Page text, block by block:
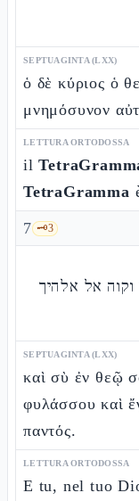
SEPTUAGINTA (LXX)
ὁ δὲ κύριος ὁ
μνημόσυνον
LETTURA ORTODOSSA
il
TetraGramma
7 🗝️3
אל אלהיך
SEPTUAGINTA (LXX)
καὶ σὺ ἐν θεῷ
φυλάσσου καὶ
παντός.
LETTURA ORTODOSSA
E tu, nel tuo